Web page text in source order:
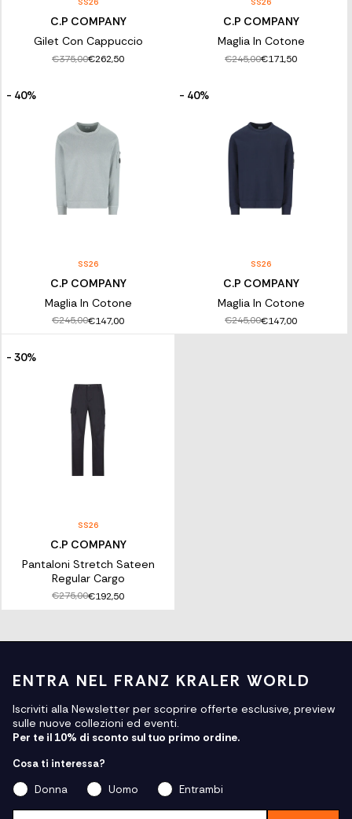
SS26
C.P COMPANY
Gilet Con Cappuccio
€375,00€262,50
SS26
C.P COMPANY
Maglia In Cotone
€245,00€171,50
- 40%
SS26
C.P COMPANY
Maglia In Cotone
€245,00€147,00
- 40%
SS26
C.P COMPANY
Maglia In Cotone
€245,00€147,00
- 30%
SS26
C.P COMPANY
Pantaloni Stretch Sateen
Regular Cargo
€275,00€192,50
ENTRA NEL FRANZ KRALER WORLD
Iscriviti alla Newsletter per scoprire offerte esclusive, preview
sulle nuove collezioni ed eventi.
Per te il 10% di sconto sul tuo primo ordine.
Cosa ti interessa?
Donna
Uomo
Entrambi